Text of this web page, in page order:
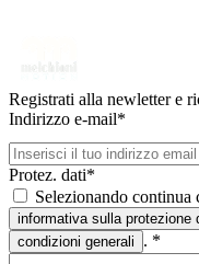
Registrati alla newletter e
Indirizzo e-mail*
Protez. dati*
Selezionando
informativa sulla protezione
condizioni generali . *